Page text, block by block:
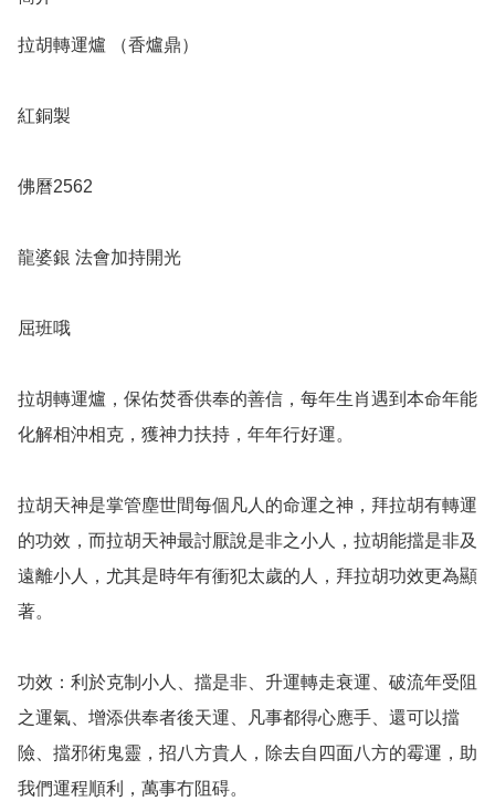
拉胡轉運爐 （香爐鼎）
紅銅製
佛曆2562
龍婆銀 法會加持開光
屈班哦
拉胡轉運爐，保佑焚香供奉的善信，每年生肖遇到本命年能
化解相沖相克，獲神力扶持，年年行好運。
拉胡天神是掌管塵世間每個凡人的命運之神，拜拉胡有轉運
的功效，而拉胡天神最討厭說是非之小人，拉胡能擋是非及
遠離小人，尤其是時年有衝犯太歲的人，拜拉胡功效更為顯
著。
功效：利於克制小人、擋是非、升運轉走衰運、破流年受阻
之運氣、增添供奉者後天運、凡事都得心應手、還可以擋
險、擋邪術鬼靈，招八方貴人，除去自四面八方的霉運，助
我們運程順利，萬事冇阻碍。